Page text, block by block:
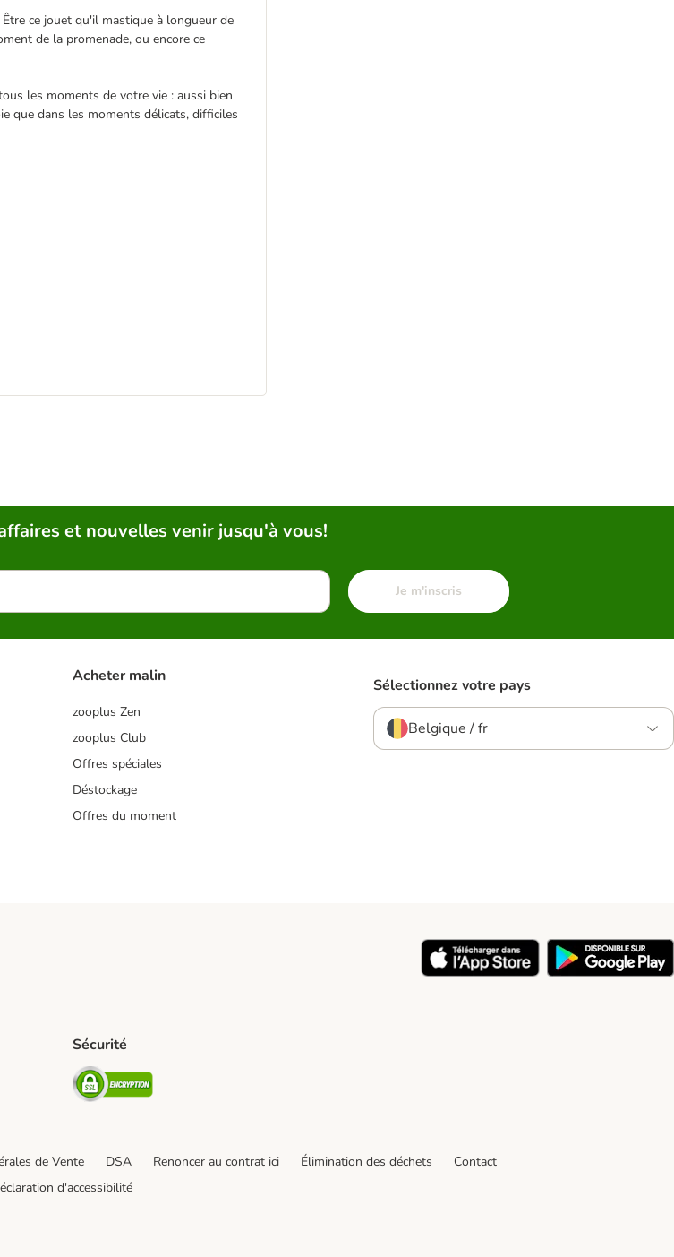
ce jouet qu'il mastique à longueur de
de la promenade, ou encore ce
les moments de votre vie : aussi bien
que dans les moments délicats, difficiles
et nouvelles venir jusqu'à vous!
Je m'inscris
Acheter malin
zooplus Zen
zooplus Club
Offres spéciales
Déstockage
Offres du moment
Sélectionnez votre pays
Belgique / fr
Method
Sécurité
Security
de Vente DSA Renoncer au contrat ici Élimination des déchets
Contact
d'accessibilité